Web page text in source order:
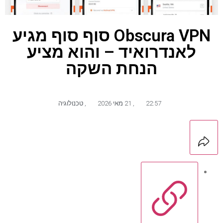
Obscura VPN סוף סוף מגיע
לאנדרואיד – והוא מציע
הנחת השקה
22:57 טכנולוגיה